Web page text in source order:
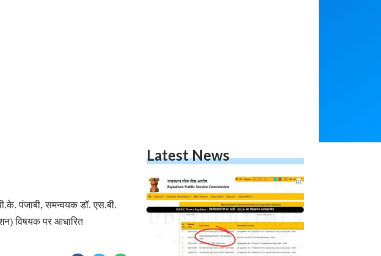
पंजाबी, समन्वयक डॉ. एस.बी.
विषयक पर आधारित
Latest News